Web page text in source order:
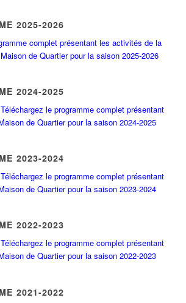
2025-2026
complet présentant les activités de la
Maison de Quartier pour la saison 2025-2026
2024-2025
Téléchargez le programme complet présentant
de Quartier pour la saison 2024-2025
2023-2024
Téléchargez le programme complet présentant
de Quartier pour la saison 2023-2024
2022-2023
Téléchargez le programme complet présentant
de Quartier pour la saison 2022-2023
2021-2022